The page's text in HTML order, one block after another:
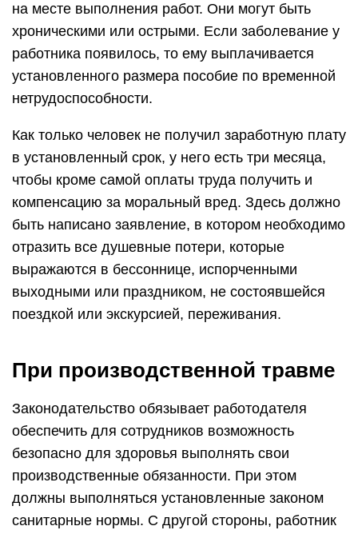
на месте выполнения работ. Они могут быть
хроническими или острыми. Если заболевание у
работника появилось, то ему выплачивается
установленного размера пособие по временной
нетрудоспособности.
Как только человек не получил заработную плату
в установленный срок, у него есть три месяца,
чтобы кроме самой оплаты труда получить и
компенсацию за моральный вред. Здесь должно
быть написано заявление, в котором необходимо
отразить все душевные потери, которые
выражаются в бессоннице, испорченными
выходными или праздником, не состоявшейся
поездкой или экскурсией, переживания.
При производственной травме
Законодательство обязывает работодателя
обеспечить для сотрудников возможность
безопасно для здоровья выполнять свои
производственные обязанности. При этом
должны выполняться установленные законом
санитарные нормы. С другой стороны, работник